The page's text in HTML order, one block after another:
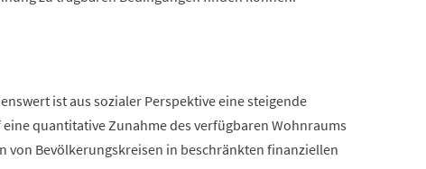
ist aus sozialer Perspektive eine steigende
quantitative Zunahme des verfügbaren Wohnraums
von Bevölkerungskreisen in beschränkten finanziellen